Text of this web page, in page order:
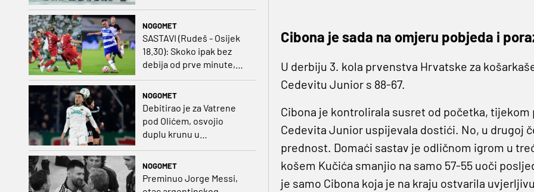
u Poljskoj
NOGOMET
SASTAVI (Rudeš - Osijek
18.30): Skoko ipak bez
debija od prve minute,
prvo kolo
NOGOMET
Debitirao je za Vatrene
pod Olićem, osvojio
duplu krunu u
NOGOMET
Preminuo Jorge Messi,
Cibona je sada na omjeru pobjeda i
U derbiju 3. kola prvenstva Hrvatske za
Cedevitu Junior s 88-67.
Cibona je kontrolirala susret od početka,
Cedevita Junior uspijevala dostići. No, u drugoj
prednost. Domaći sastav je odličnom igrom u
košem Kučića smanjio na samo 57-55 uoči
je samo Cibona koja je na kraju ostvarila